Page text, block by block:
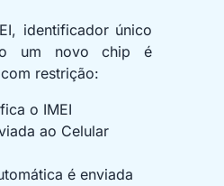
identificador único
um novo chip é
restrição:
o IMEI
ao Celular
é enviada